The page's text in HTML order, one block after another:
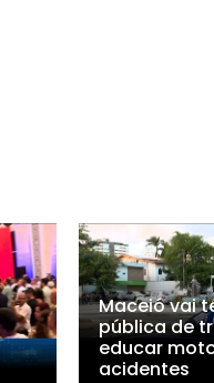
Maceió vai
pública de
educar
acidentes